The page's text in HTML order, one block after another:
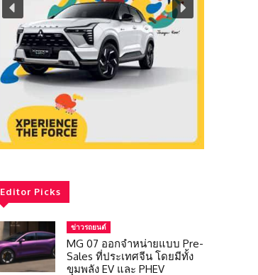
Editor Picks
ข่าวรถยนต์
MG 07 ออกจำหน่ายแบบ Pre-
Sales ที่ประเทศจีน โดยมีทั้ง
ขุมพลัง EV และ PHEV